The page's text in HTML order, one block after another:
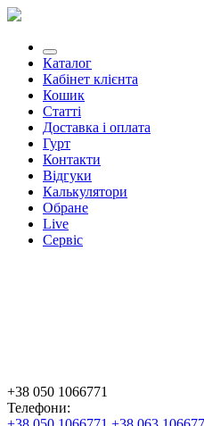
Каталог
Кабінет клієнта
Кошик
Статті
Доставка і оплата
Гурт
Контакти
Відгуки
Калькулятори
Обране
Live
Сервіс
+38 050 1066771
Телефони: